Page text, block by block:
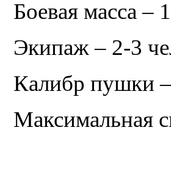
Боевая масса –
Экипаж – 2-3
Калибр пушки
Максимальная